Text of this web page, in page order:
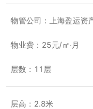
物管公司：上海盈运资
物业费：25元/㎡·月
层数：11层
层高：2.8米